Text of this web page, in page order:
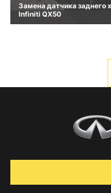
Замена датчика заднего
Infiniti QX50